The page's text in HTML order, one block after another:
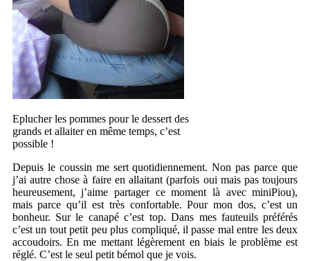
Eplucher les pommes pour le dessert des
grands et allaiter en même temps, c’est
possible !
Depuis le coussin me sert quotidiennement. Non pas parce que
j’ai autre chose à faire en allaitant (parfois oui mais pas toujours
heureusement, j’aime partager ce moment là avec miniPiou),
mais parce qu’il est très confortable. Pour mon dos, c’est un
bonheur. Sur le canapé c’est top. Dans mes fauteuils préférés
c’est un tout petit peu plus compliqué, il passe mal entre les deux
accoudoirs. En me mettant légèrement en biais le problème est
réglé. C’est le seul petit bémol que je vois.